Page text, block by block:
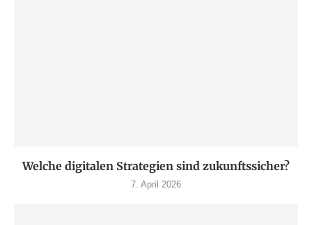
Welche digitalen Strategien sind zukunftssicher?
7. April 2026